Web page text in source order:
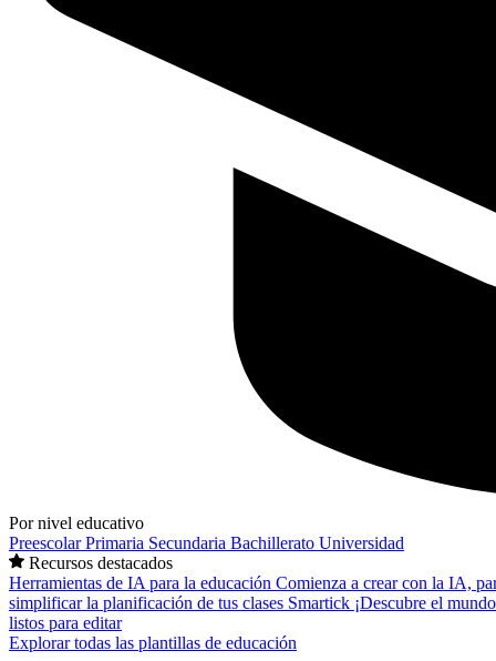
Por nivel educativo
PreescolarPrimaria Secundaria Bachillerato Universidad
Recursos destacados
Herramientas de IA para la educación Comienza a crear con la IA,
simplificar la planificación de tus clases Smartick ¡Descubre el
listos para editar
Explorar todas las plantillas de educación